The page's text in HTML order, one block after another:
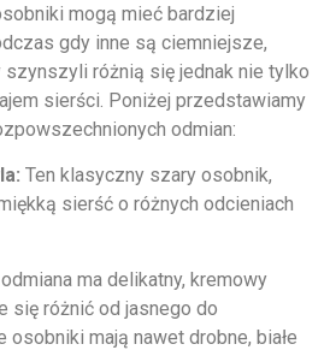
mogą mieć bardziej
gdy inne są ciemniejsze,
szynszyli różnią się jednak nie tylko
sierści. Poniżej przedstawiamy
odmian:
Ten klasyczny szary osobnik,
sierść o różnych odcieniach
ma delikatny, kremowy
się różnić od jasnego do
mają nawet drobne, białe